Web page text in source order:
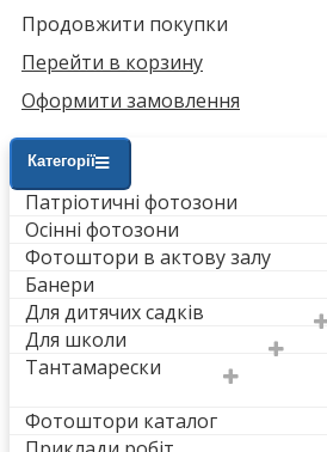
Продовжити покупки
Перейти в корзину
Оформити замовлення
Категорії
Патріотичні фотозони
Осінні фотозони
Фотоштори в актову залу
Банери
Для дитячих садків
Для школи
Тантамарески
Фотоштори каталог